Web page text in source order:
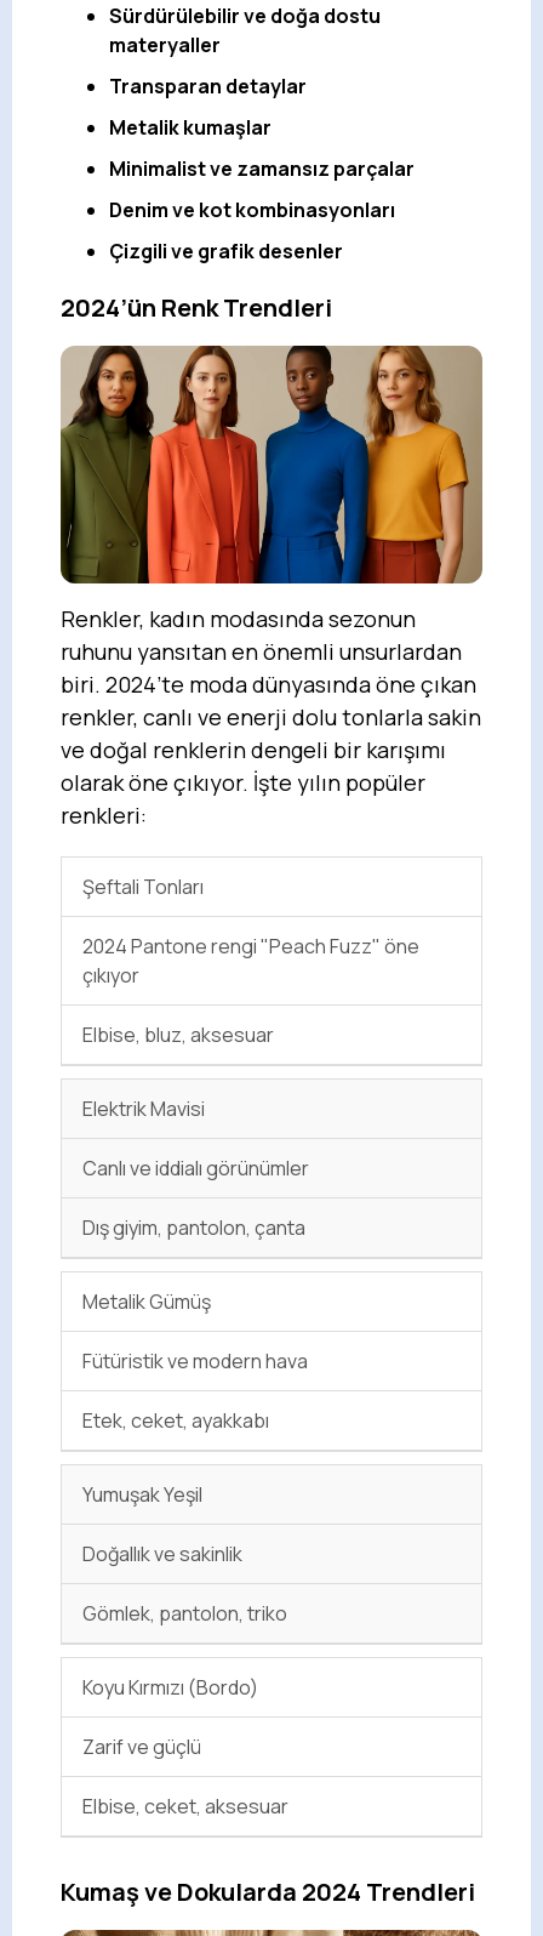
Sürdürülebilir ve doğa dostu
materyaller
Transparan detaylar
Metalik kumaşlar
Minimalist ve zamansız parçalar
Denim ve kot kombinasyonları
Çizgili ve grafik desenler
2024’ün Renk Trendleri
Renkler, kadın modasında sezonun
ruhunu yansıtan en önemli unsurlardan
biri. 2024’te moda dünyasında öne çıkan
renkler, canlı ve enerji dolu tonlarla sakin
ve doğal renklerin dengeli bir karışımı
olarak öne çıkıyor. İşte yılın popüler
renkleri:
Şeftali Tonları
2024 Pantone rengi "Peach Fuzz" öne
çıkıyor
Elbise, bluz, aksesuar
Elektrik Mavisi
Canlı ve iddialı görünümler
Dış giyim, pantolon, çanta
Metalik Gümüş
Fütüristik ve modern hava
Etek, ceket, ayakkabı
Yumuşak Yeşil
Doğallık ve sakinlik
Gömlek, pantolon, triko
Koyu Kırmızı (Bordo)
Zarif ve güçlü
Elbise, ceket, aksesuar
Kumaş ve Dokularda 2024 Trendleri